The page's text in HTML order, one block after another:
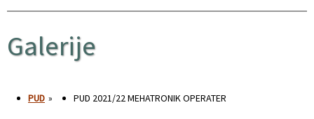
Galerije
PUD » PUD 2021/22 MEHATRONIK OPERATER